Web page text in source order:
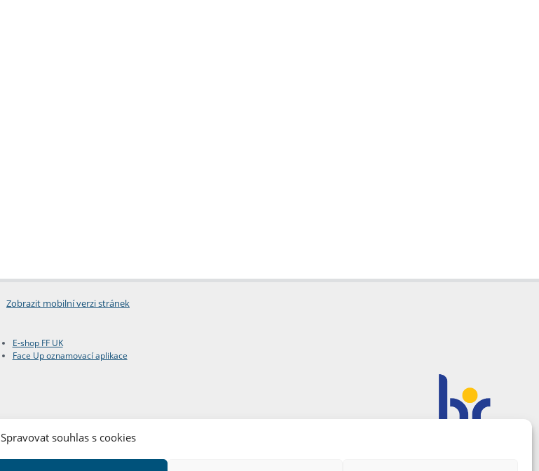
Spravovat souhlas s cookies
Zobrazit mobilní verzi stránek
E-shop FF UK
Face Up oznamovací aplikace